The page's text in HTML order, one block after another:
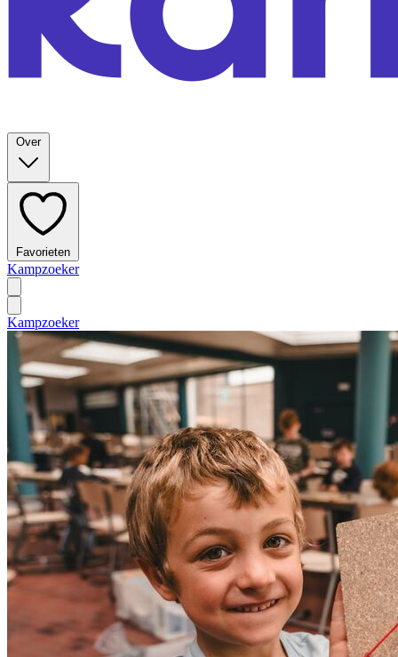
Over
Favorieten
Kampzoeker
Kampzoeker